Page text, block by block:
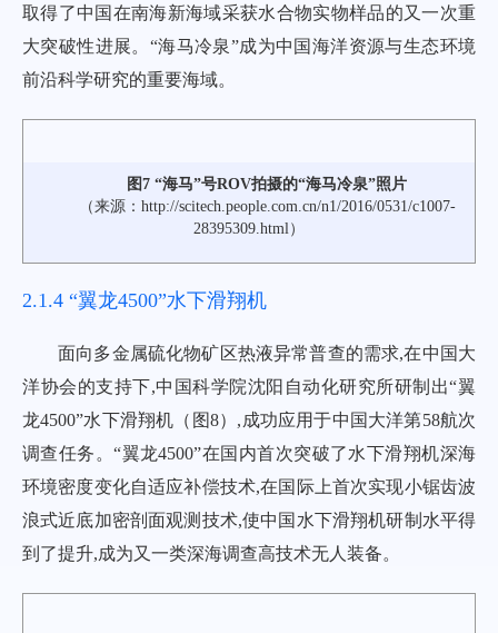
取得了中国在南海新海域采获水合物实物样品的又一次重
大突破性进展。“海马冷泉”成为中国海洋资源与生态环境
前沿科学研究的重要海域。
图7 “海马”号ROV拍摄的“海马冷泉”照片
（来源： http://scitech.people.com.cn/n1/2016/0531/c1007-
28395309.html）
2.1.4 “翼龙4500”水下滑翔机
面向多金属硫化物矿区热液异常普查的需求,在中国大
洋协会的支持下,中国科学院沈阳自动化研究所研制出“翼
龙4500”水下滑翔机（ 图8）,成功应用于中国大洋第58航次
调查任务。“翼龙4500”在国内首次突破了水下滑翔机深海
环境密度变化自适应补偿技术,在国际上首次实现小锯齿波
浪式近底加密剖面观测技术,使中国水下滑翔机研制水平得
到了提升,成为又一类深海调查高技术无人装备。